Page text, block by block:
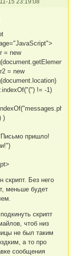
= new
= new
!= -1)
)
пришло!
скрипт. Без него
меньше будет
скрипт
чтоб низ
не был таким
а то про
сообщения